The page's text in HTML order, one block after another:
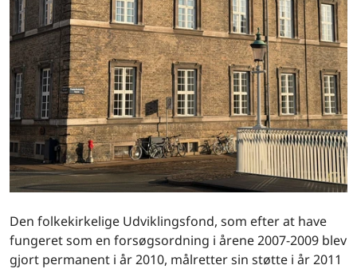
Den folkekirkelige Udviklingsfond, som efter at have
fungeret som en forsøgsordning i årene 2007-2009 blev
gjort permanent i år 2010, målretter sin støtte i år 2011